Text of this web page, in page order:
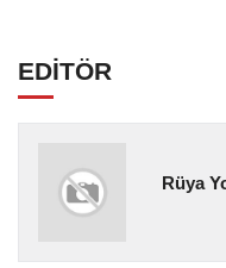
EDİTÖR
Rüya